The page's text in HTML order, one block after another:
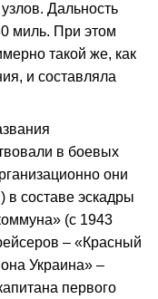
Дальность
миль. При этом
такой же, как
и составляла
в боевых
они
в составе эскадры
(с 1943
– «Красный
Украина» –
первого